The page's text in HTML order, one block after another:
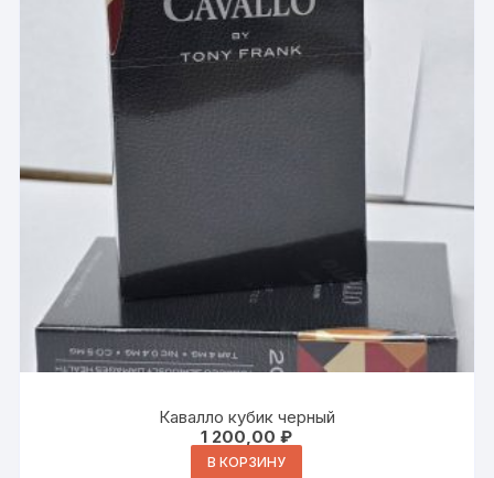
Кавалло кубик черный
1 200,00₽
В КОРЗИНУ